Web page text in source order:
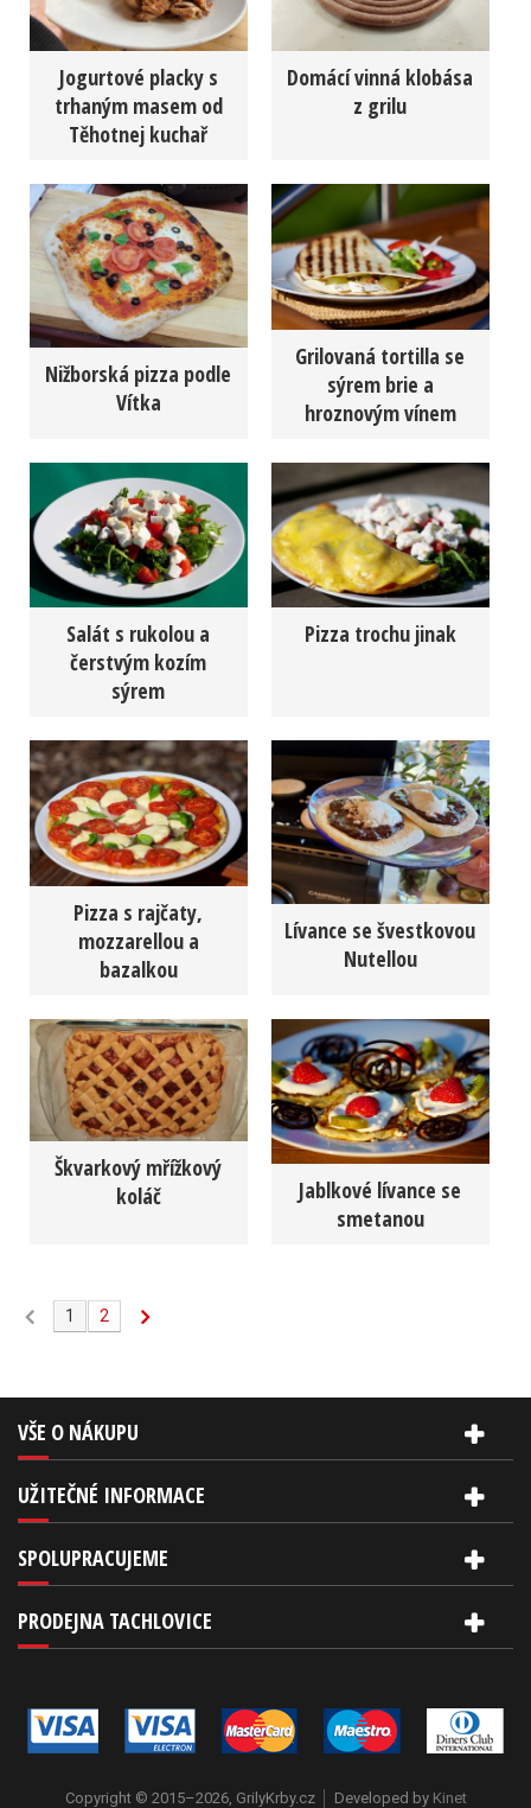
Jogurtové placky s
trhaným masem od
Těhotnej kuchař
Domácí vinná klobása
z grilu
Nižborská pizza podle
Vítka
Grilovaná tortilla se
sýrem brie a
hroznovým vínem
Salát s rukolou a
čerstvým kozím
sýrem
Pizza trochu jinak
Pizza s rajčaty,
mozzarellou a
bazalkou
Lívance se švestkovou
Nutellou
Škvarkový mřížkový
koláč
Jablkové lívance se
smetanou
1 2
VŠE O NÁKUPU
UŽITEČNÉ INFORMACE
SPOLUPRACUJEME
PRODEJNA TACHLOVICE
Copyright © 2015–2026, GrilyKrby.cz Developed by Kinet